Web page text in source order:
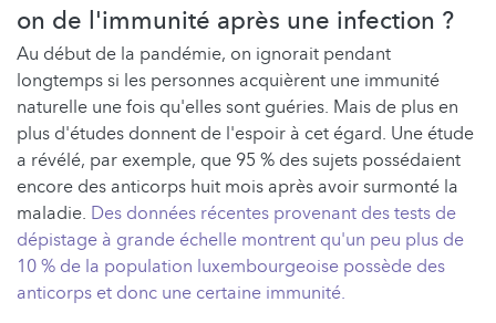
on de l'immunité après une infection ?
Au début de la pandémie, on ignorait pendant
longtemps si les personnes acquièrent une immunité
naturelle une fois qu'elles sont guéries. Mais de plus en
plus d'études donnent de l'espoir à cet égard. Une étude
a révélé, par exemple, que 95 % des sujets possédaient
encore des anticorps huit mois après avoir surmonté la
maladie. Des données récentes provenant des tests de
dépistage à grande échelle montrent qu'un peu plus de
10 % de la population luxembourgeoise possède des
anticorps et donc une certaine immunité.